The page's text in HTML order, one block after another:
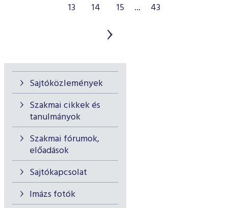
Sajtóközlemények
Szakmai cikkek és
tanulmányok
Szakmai fórumok,
előadások
Sajtókapcsolat
Imázs fotók
13
14 15 ... 43